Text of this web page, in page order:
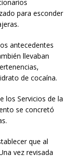
para esconder
antecedentes
llevaban
de cocaína.
los Servicios de la
se concretó
que al
vez revisada